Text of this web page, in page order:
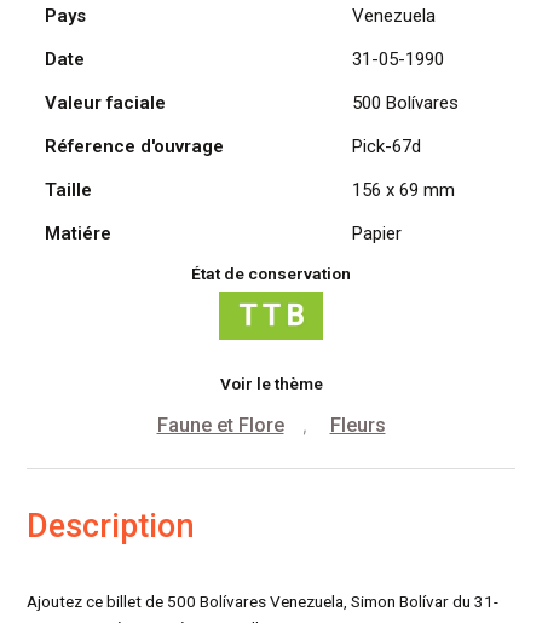
Pays
Venezuela
Date
31-05-1990
Valeur faciale
500 Bolívares
Réference d'ouvrage
Pick-67d
Taille
156 x 69 mm
Matiére
Papier
État de conservation
Voir le thème
Faune et Flore , Fleurs
Description
Ajoutez ce billet de 500 Bolívares Venezuela, Simon Bolívar du 31-